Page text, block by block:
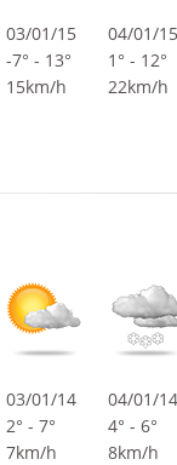
03/01/15
-7° - 13°
15km/h
04/01/15
1° - 12°
22km/h
03/01/14
2° - 7°
7km/h
04/01/14
4° - 6°
8km/h